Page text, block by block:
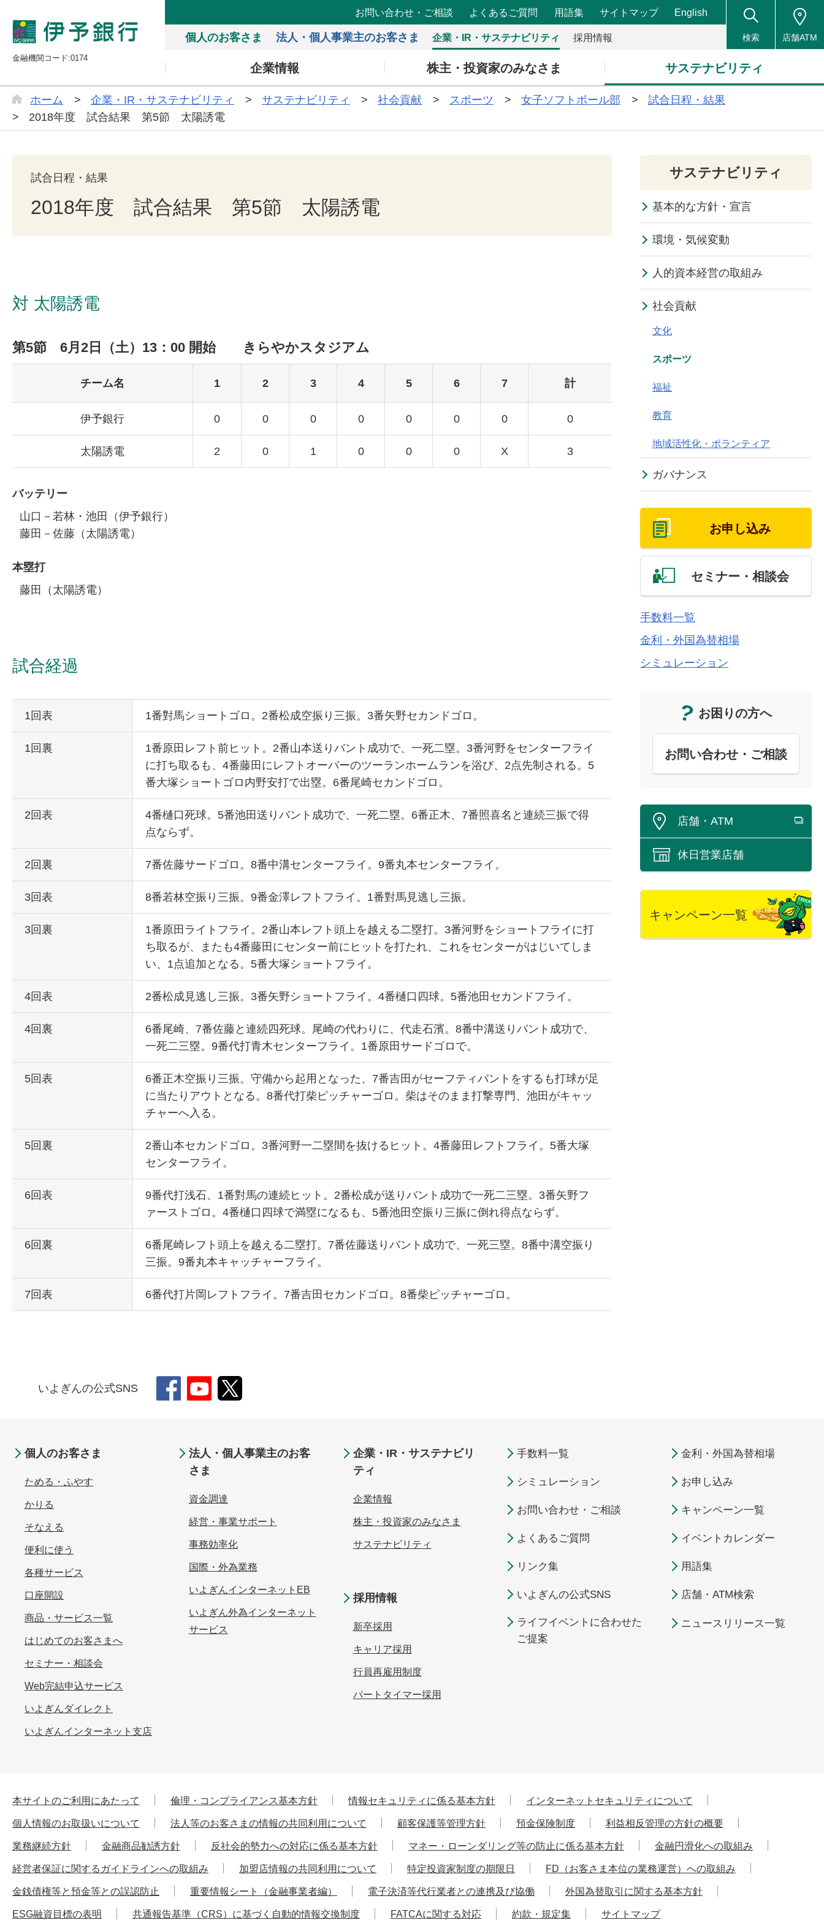
金融機関コード:0174
お問い合わせ・ご相談 よくあるご質問 用語集 サイトマップ English
個人のお客さま 法人・個人事業主のお客さま 企業・IR・サステナビリティ 採用情報
企業情報 株主・投資家のみなさま サステナビリティ
検索 店舗ATM
ホーム 企業・IR・サステナビリティ サステナビリティ 社会貢献 スポーツ 女子ソフトボール部
試合日程・結果
2018年度 試合結果 第5節 太陽誘電
試合日程・結果
2018年度 試合結果 第5節 太陽誘電
対 太陽誘電
第5節 6月2日（土）13：00 開始 きらやかスタジアム
チーム名 1 2 3 4 5 6 7 計
伊予銀行 0 0 0 0 0 0 0 0
太陽誘電 2 0 1 0 0 0 X 3
バッテリー
山口－若林・池田（伊予銀行）
藤田－佐藤（太陽誘電）
本塁打
藤田（太陽誘電）
試合経過
1回表 1番對馬ショートゴロ。2番松成空振り三振。3番矢野セカンドゴロ。
1回裏
1番原田レフト前ヒット。2番山本送りバント成功で、一死二塁。3番河野をセンターフライ
に打ち取るも、4番藤田にレフトオーバーのツーランホームランを浴び、2点先制される。5
番大塚ショートゴロ内野安打で出塁。6番尾崎セカンドゴロ。
2回表
4番樋口死球。5番池田送りバント成功で、一死二塁。6番正木、7番照喜名と連続三振で得
点ならず。
2回裏 7番佐藤サードゴロ。8番中溝センターフライ。9番丸本センターフライ。
3回表 8番若林空振り三振。9番金澤レフトフライ。1番對馬見逃し三振。
3回裏
1番原田ライトフライ。2番山本レフト頭上を越える二塁打。3番河野をショートフライに打
ち取るが、またも4番藤田にセンター前にヒットを打たれ、これをセンターがはじいてしま
い、1点追加となる。5番大塚ショートフライ。
4回表 2番松成見逃し三振。3番矢野ショートフライ。4番樋口四球。5番池田セカンドフライ。
4回裏
6番尾崎、7番佐藤と連続四死球。尾崎の代わりに、代走石濱。8番中溝送りバント成功で、
一死二三塁。9番代打青木センターフライ。1番原田サードゴロで。
5回表
6番正木空振り三振。守備から起用となった、7番吉田がセーフティバントをするも打球が足
に当たりアウトとなる。8番代打柴ピッチャーゴロ。柴はそのまま打撃専門、池田がキャッ
チャーへ入る。
5回裏
2番山本セカンドゴロ。3番河野一二塁間を抜けるヒット。4番藤田レフトフライ。5番大塚
センターフライ。
6回表
9番代打浅石、1番對馬の連続ヒット。2番松成が送りバント成功で一死二三塁。3番矢野フ
ァーストゴロ。4番樋口四球で満塁になるも、5番池田空振り三振に倒れ得点ならず。
6回裏
6番尾崎レフト頭上を越える二塁打。7番佐藤送りバント成功で、一死三塁。8番中溝空振り
三振。9番丸本キャッチャーフライ。
7回表 6番代打片岡レフトフライ。7番吉田セカンドゴロ。8番柴ピッチャーゴロ。
サステナビリティ
基本的な方針・宣言
環境・気候変動
人的資本経営の取組み
社会貢献
文化
スポーツ
福祉
教育
地域活性化・ボランティア
ガバナンス
お申し込み
セミナー・相談会
手数料一覧
金利・外国為替相場
シミュレーション
お困りの方へ
お問い合わせ・ご相談
店舗・ATM
休日営業店舗
キャンペーン一覧
いよぎんの公式SNS
個人のお客さま
ためる・ふやす
かりる
そなえる
便利に使う
各種サービス
口座開設
商品・サービス一覧
はじめてのお客さまへ
セミナー・相談会
Web完結申込サービス
いよぎんダイレクト
いよぎんインターネット支店
法人・個人事業主のお客
さま
資金調達
経営・事業サポート
事務効率化
国際・外為業務
いよぎんインターネットEB
いよぎん外為インターネット
サービス
企業・IR・サステナビリ
ティ
企業情報
株主・投資家のみなさま
サステナビリティ
採用情報
新卒採用
キャリア採用
行員再雇用制度
パートタイマー採用
手数料一覧
シミュレーション
お問い合わせ・ご相談
よくあるご質問
リンク集
いよぎんの公式SNS
ライフイベントに合わせた
ご提案
金利・外国為替相場
お申し込み
キャンペーン一覧
イベントカレンダー
用語集
店舗・ATM検索
ニュースリリース一覧
本サイトのご利用にあたって 倫理・コンプライアンス基本方針 情報セキュリティに係る基本方針 インターネットセキュリティについて
個人情報のお取扱いについて 法人等のお客さまの情報の共同利用について 顧客保護等管理方針 預金保険制度 利益相反管理の方針の概要
業務継続方針 金融商品勧誘方針 反社会的勢力への対応に係る基本方針 マネー・ローンダリング等の防止に係る基本方針 金融円滑化への取組み
経営者保証に関するガイドラインへの取組み 加盟店情報の共同利用について 特定投資家制度の期限日 FD（お客さま本位の業務運営）への取組み
金銭債権等と預金等との誤認防止 重要情報シート（金融事業者編） 電子決済等代行業者との連携及び協働 外国為替取引に関する基本方針
ESG融資目標の表明 共通報告基準（CRS）に基づく自動的情報交換制度 FATCAに関する対応 約款・規定集 サイトマップ